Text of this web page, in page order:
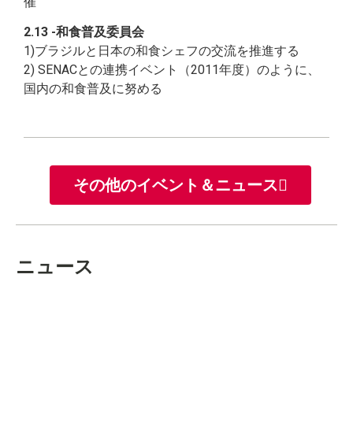
2.13 -和食普及委員会
1)ブラジルと日本の和食シェフの交流を推進する
2) SENACとの連携イベント（2011年度）のように、
国内の和食普及に努める
その他のイベント＆ニュース
ニュース